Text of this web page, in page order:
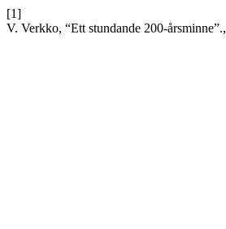
[1]
V. Verkko, “Ett stundande 200-årsminne”.,